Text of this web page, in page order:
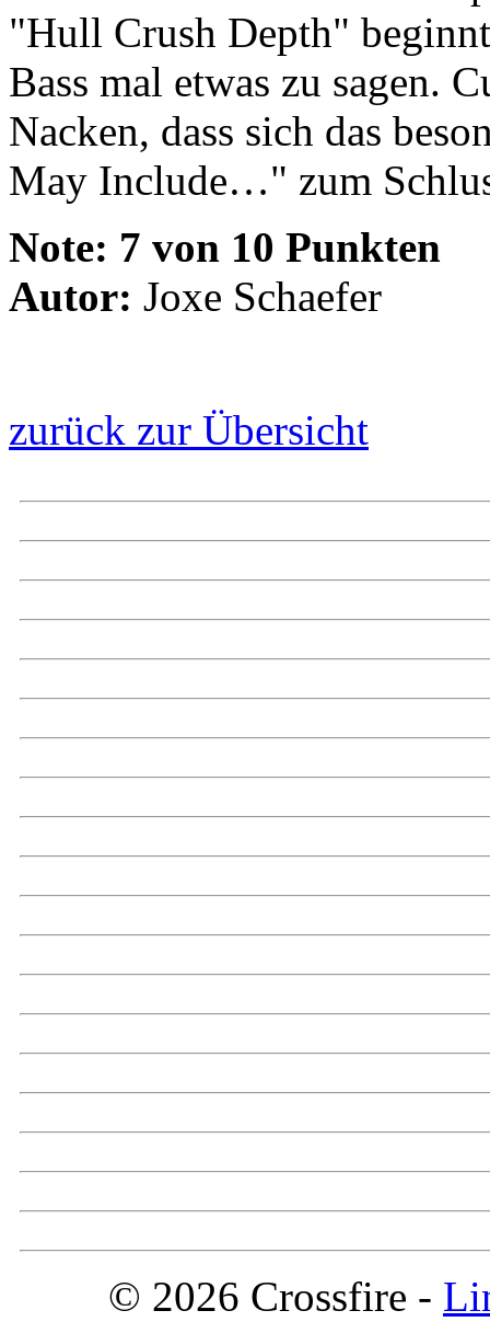
"Hull Crush Depth"
Bass mal etwas zu sagen.
Nacken, dass sich das
May Include…" zum
Note: 7 von 10 Punkten
Autor: Joxe Schaefer
zurück zur Übersicht
© 2026 Crossfire -